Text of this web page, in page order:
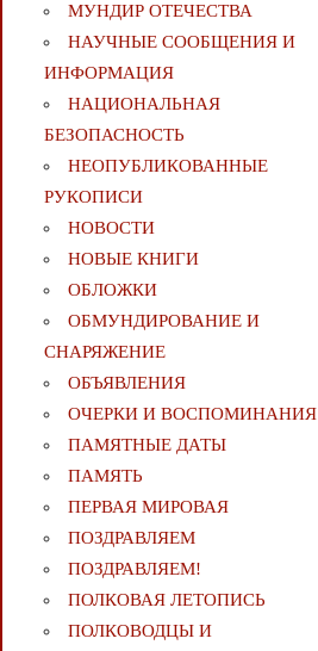
МУНДИР ОТЕЧЕСТВА
НАУЧНЫЕ СООБЩЕНИЯ И
ИНФОРМАЦИЯ
НАЦИОНАЛЬНАЯ
БЕЗОПАСНОСТЬ
НЕОПУБЛИКОВАННЫЕ
РУКОПИСИ
НОВОСТИ
НОВЫЕ КНИГИ
ОБЛОЖКИ
ОБМУНДИРОВАНИЕ И
СНАРЯЖЕНИЕ
ОБЪЯВЛЕНИЯ
ОЧЕРКИ И ВОСПОМИНАНИЯ
ПАМЯТНЫЕ ДАТЫ
ПАМЯТЬ
ПЕРВАЯ МИРОВАЯ
ПОЗДРАВЛЯЕМ
ПОЗДРАВЛЯЕМ!
ПОЛКОВАЯ ЛЕТОПИСЬ
ПОЛКОВОДЦЫ И